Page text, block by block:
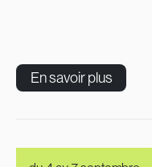
En savoir plus